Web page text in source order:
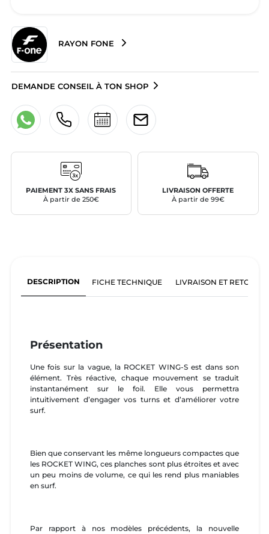
RAYON FONE
DEMANDE CONSEIL À TON SHOP
PAIEMENT 3X SANS FRAIS
À partir de 250€
LIVRAISON OFFERTE
À partir de 99€
DESCRIPTION FICHE TECHNIQUE LIVRAISON ET RETOURS
Présentation
Une fois sur la vague, la ROCKET WING-S est dans son
élément. Très réactive, chaque mouvement se traduit
instantanément sur le foil. Elle vous permettra
intuitivement d’engager vos turns et d’améliorer votre
surf.
Bien que conservant les même longueurs compactes que
les ROCKET WING, ces planches sont plus étroites et avec
un peu moins de volume, ce qui les rend plus maniables
en surf.
Par rapport à nos modèles précédents, la nouvelle